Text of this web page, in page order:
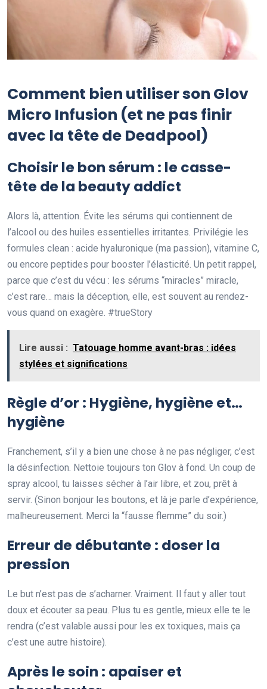
Comment bien utiliser son Glov
Micro Infusion (et ne pas finir
avec la tête de Deadpool)
Choisir le bon sérum : le casse-
tête de la beauty addict
Alors là, attention. Évite les sérums qui contiennent de
l’alcool ou des huiles essentielles irritantes. Privilégie les
formules clean : acide hyaluronique (ma passion), vitamine C,
ou encore peptides pour booster l’élasticité. Un petit rappel,
parce que c’est du vécu : les sérums “miracles” miracle,
c’est rare… mais la déception, elle, est souvent au rendez-
vous quand on exagère. #trueStory
Lire aussi : Tatouage homme avant-bras : idées
stylées et significations
Règle d’or : Hygiène, hygiène et…
hygiène
Franchement, s’il y a bien une chose à ne pas négliger, c’est
la désinfection. Nettoie toujours ton Glov à fond. Un coup de
spray alcool, tu laisses sécher à l’air libre, et zou, prêt à
servir. (Sinon bonjour les boutons, et là je parle d’expérience,
malheureusement. Merci la “fausse flemme” du soir.)
Erreur de débutante : doser la
pression
Le but n’est pas de s’acharner. Vraiment. Il faut y aller tout
doux et écouter sa peau. Plus tu es gentle, mieux elle te le
rendra (c’est valable aussi pour les ex toxiques, mais ça
c’est une autre histoire).
Après le soin : apaiser et